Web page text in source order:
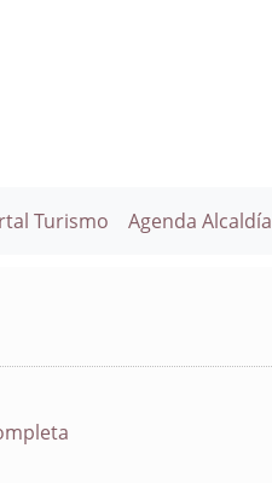
Turismo Agenda Alcaldía